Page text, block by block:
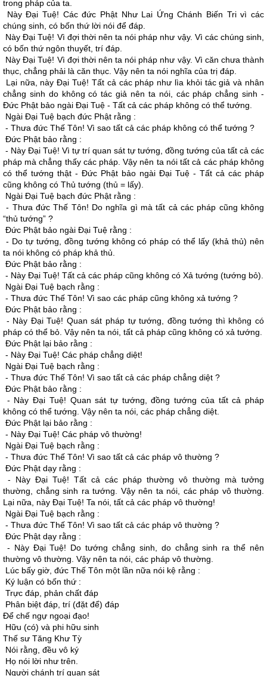
trong pháp của ta.
Này Ðại Tuệ! Các đức Phật Như Lai Ứng Chánh Biến Tri vì các
chúng sinh, có bốn thứ lời nói để đáp.
Này Ðại Tuệ! Vì đợi thời nên ta nói pháp như vậy. Vì các chúng sinh,
có bốn thứ ngôn thuyết, trí đáp.
Này Ðại Tuệ! Vì đợi thời nên ta nói pháp như vậy. Vì căn chưa thành
thục, chẳng phải là căn thục. Vậy nên ta nói nghĩa của trị đáp.
Lại nữa, này Ðại Tuệ! Tất cả các pháp như lìa khỏi tác giả và nhân
chẳng sinh do không có tác giả nên ta nói, các pháp chẳng sinh -
Ðức Phật bảo ngài Ðại Tuệ - Tất cả các pháp không có thể tướng.
Ngài Ðại Tuệ bạch đức Phật rằng :
- Thưa đức Thế Tôn! Vì sao tất cả các pháp không có thể tướng ?
Ðức Phật bảo rằng :
- Này Ðại Tuệ! Vì tự trí quan sát tự tướng, đồng tướng của tất cả các
pháp mà chẳng thấy các pháp. Vậy nên ta nói tất cả các pháp không
có thể tướng thật - Ðức Phật bảo ngài Ðại Tuệ - Tất cả các pháp
cũng không có Thủ tướng (thủ = lấy).
Ngài Ðại Tuệ bạch đức Phật rằng :
- Thưa đức Thế Tôn! Do nghĩa gì mà tất cả các pháp cũng không
“thủ tướng” ?
Ðức Phật bảo ngài Ðại Tuệ rằng :
- Do tự tướng, đồng tướng không có pháp có thể lấy (khả thủ) nên
ta nói không có pháp khả thủ.
Ðức Phật bảo rằng :
- Này Ðại Tuệ! Tất cả các pháp cũng không có Xả tướng (tướng bỏ).
Ngài Ðại Tuệ bạch rằng :
- Thưa đức Thế Tôn! Vì sao các pháp cũng không xả tướng ?
Ðức Phật bảo rằng :
- Này Ðại Tuệ! Quan sát pháp tự tướng, đồng tướng thì không có
pháp có thể bỏ. Vậy nên ta nói, tất cả pháp cũng không có xả tướng.
Ðức Phật lại bảo rằng :
- Này Ðại Tuệ! Các pháp chẳng diệt!
Ngài Ðại Tuệ bạch rằng :
- Thưa đức Thế Tôn! Vì sao tất cả các pháp chẳng diệt ?
Ðức Phật bảo rằng :
- Này Ðại Tuệ! Quan sát tự tướng, đồng tướng của tất cả pháp
không có thể tướng. Vậy nên ta nói, các pháp chẳng diệt.
Ðức Phật lại bảo rằng :
- Này Ðại Tuệ! Các pháp vô thường!
Ngài Ðại Tuệ bạch rằng :
- Thưa đức Thế Tôn! Vì sao tất cả các pháp vô thường ?
Ðức Phật dạy rằng :
- Này Ðại Tuệ! Tất cả các pháp thường vô thường mà tưởng
thường, chẳng sinh ra tướng. Vậy nên ta nói, các pháp vô thường.
Lại nữa, này Ðại Tuệ! Ta nói, tất cả các pháp vô thường!
Ngài Ðại Tuệ bạch rằng :
- Thưa đức Thế Tôn! Vì sao tất cả các pháp vô thường ?
Ðức Phật dạy rằng :
- Này Ðại Tuệ! Do tướng chẳng sinh, do chẳng sinh ra thể nên
thường vô thường. Vậy nên ta nói, các pháp vô thường.
Lúc bấy giờ, đức Thế Tôn một lần nữa nói kệ rằng :
Ký luận có bốn thứ :
Trực đáp, phản chất đáp
Phân biệt đáp, trí (đặt để) đáp
Ðể chế ngự ngoại đạo!
Hữu (có) và phi hữu sinh
Thế sư Tăng Khư Tỳ
Nói rằng, đều vô ký
Họ nói lời như trên.
Người chánh trí quan sát